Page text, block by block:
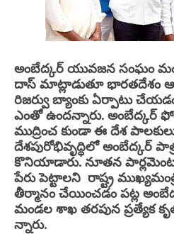
అంబేద్కర్ యువజన సంఘం
దాస్ మాట్లాడుతూ భారతదేశం
రిజర్వు బ్యాంకు ఏర్పాటు
ఎంతో ఉందన్నారు. అంబేద్కర్
ముద్రించ కుండా ఈ దేశ
దేశపురోభివృద్ధిలో అంబేద్కర్
కొనియాడారు. నూతన
పేరు పెట్టాలని రాష్ట్ర
తీర్మానం చేయించడం పట్ల
మండల శాఖ తరపున ప్రత్యేక
న్నారు.